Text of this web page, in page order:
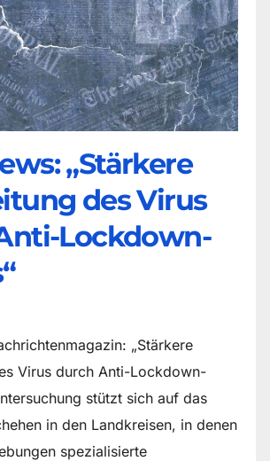
„Stärkere
des Virus
Lockdown-
„Stärkere
Virus durch Anti-Lockdown-
stützt sich auf das
in den Landkreisen, in denen
spezialisierte